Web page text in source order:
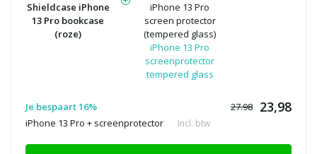
Shieldcase iPhone
13 Pro bookcase
(roze)
iPhone 13 Pro
screen protector
(tempered glass)
iPhone 13 Pro
screenprotector
tempered glass
Je bespaart 16% 27.98 23,98
iPhone 13 Pro + screenprotector Incl. btw